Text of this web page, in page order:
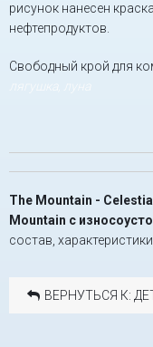
рисунок нанесен
нефтепродуктов.
Свободный крой для
лягушка, луна
The Mountain -
Mountain с
состав, характеристики.
ВЕРНУТЬСЯ К: